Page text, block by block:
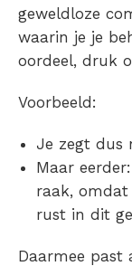
geweldloze
waarin je je
oordeel, druk
Voorbeeld:
Je zegt dus
Maar
raak,
rust in dit
Daarmee past